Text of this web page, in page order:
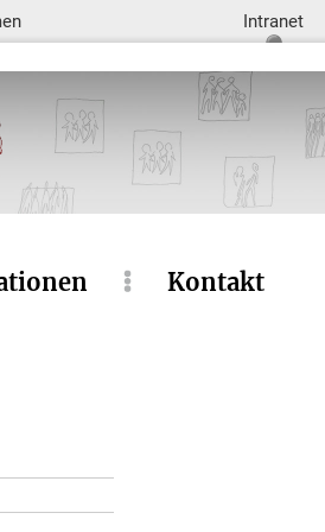
Intranet
Kontakt